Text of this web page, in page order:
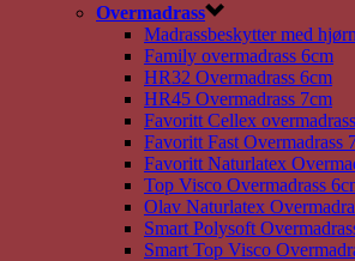
Overmadrass
Madrassbeskytter med
Family overmadrass 6cm
HR32 Overmadrass 6cm
HR45 Overmadrass 7cm
Favoritt Cellex
Favoritt Fast Overmadrass
Favoritt Naturlatex
Top Visco Overmadrass
Olav Naturlatex
Smart Polysoft
Smart Top Visco